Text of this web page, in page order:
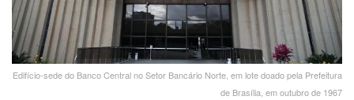
Edifício-sede do Banco Central no Setor Bancário Norte, em lote doado pela Prefeitura
de Brasília, em outubro de 1967